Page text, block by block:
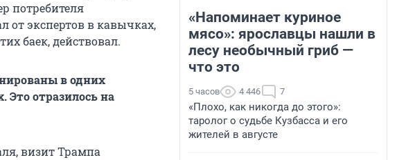
потребителя
от экспертов в кавычках,
баек, действовал.
в одних
Это отразилось на
визит Трампа
«Напоминает куриное
мясо»: ярославцы нашли в
лесу необычный гриб —
что это
5 часов 4 446 7
«Плохо, как никогда до этого»:
таролог о судьбе Кузбасса и его
жителей в августе